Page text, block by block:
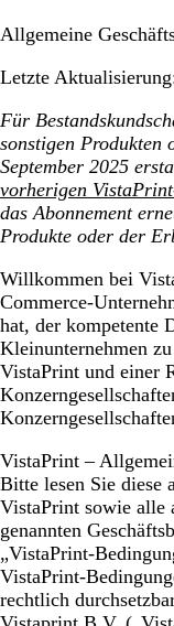
Allgemeine
Letzte
Für
sonstigen Produkten
September 2025
vorherigen
das Abonnement
Produkte oder der
Willkommen bei
Commerce-
hat, der kompetente
Kleinunternehmen
VistaPrint und einer
VistaPrint –
Bitte lesen Sie diese
VistaPrint sowie alle
genannten
„VistaPrint-
VistaPrint-
rechtlich